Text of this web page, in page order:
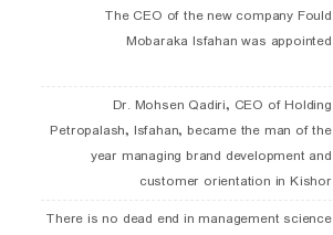
The CEO of the new company Fould
Mobaraka Isfahan was appointed
Dr. Mohsen Qadiri, CEO of Holding
Petropalash, Isfahan, became the man of the
year managing brand development and
customer orientation in Kishor
There is no dead end in management science